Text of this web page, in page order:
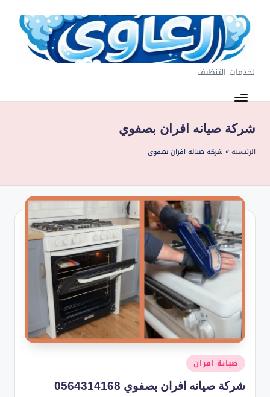
التجاوز
المحتوى
ر
غ
ي
لخدمات التنظيف
شركة صيانه افران بصفوي
الرئيسية» شركة صيانه افران بصفوي
نُشر
في
صيانة افران
شركة صيانه افران بصفوي 0564314168